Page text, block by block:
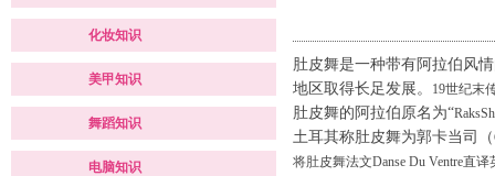
化妆知识
美甲知识
舞蹈知识
电脑知识
肚皮舞是一种带有阿拉伯风
地区取得长足发展。
19世纪末
肚皮舞的阿拉伯原名为“
土耳其称肚皮舞为郭卡当司（
将肚皮舞法文Danse Du Ventre直译